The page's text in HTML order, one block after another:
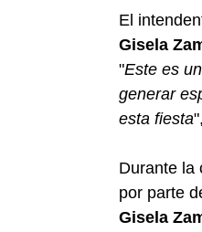
El
Gisela
"Este es
generar
esta fiesta
Durante la
por parte
Gisela